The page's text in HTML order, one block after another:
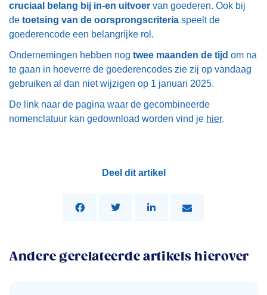
cruciaal belang bij in-en uitvoer van goederen. Ook bij
de toetsing van de oorsprongscriteria speelt de
goederencode een belangrijke rol.
Ondernemingen hebben nog twee maanden de tijd om na
te gaan in hoeverre de goederencodes zie zij op vandaag
gebruiken al dan niet wijzigen op 1 januari 2025.
De link naar de pagina waar de gecombineerde
nomenclatuur kan gedownload worden vind je hier.
Deel dit artikel
Andere gerelateerde artikels hierover